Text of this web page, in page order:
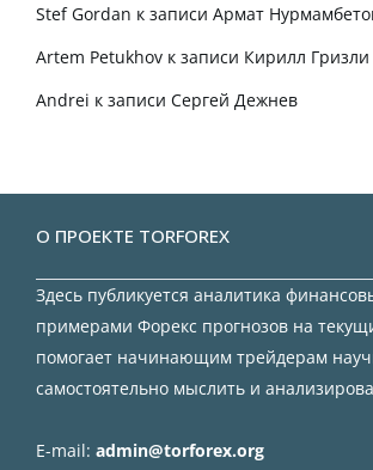
Stef Gordan к записи Армат
Artem Petukhov к записи Кирилл Гризли
Andrei к записи Сергей Дежнев
О ПРОЕКТЕ TORFOREX
Здесь публикуется аналитика
примерами Форекс прогнозов на
помогает начинающим трейдерам
самостоятельно мыслить и
E-mail: admin@torforex.org